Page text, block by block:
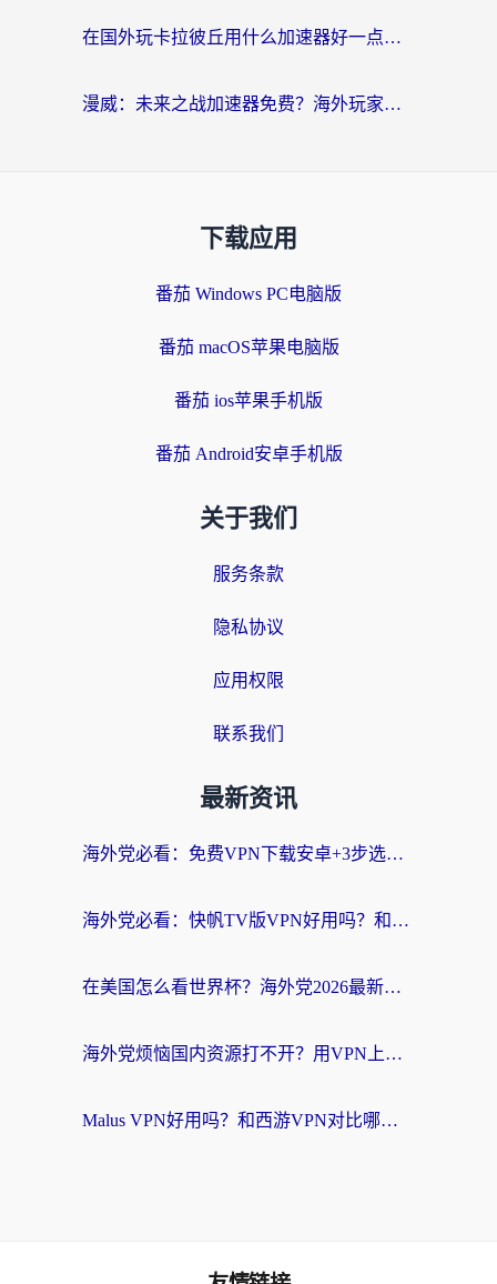
在国外玩卡拉彼丘用什么加速器好一点？海外党亲测有效的国服游戏加速指南
漫威：未来之战加速器免费？海外玩家国服畅玩终极指南（附一梦江湖弈剑行解决方案）
下载应用
番茄 Windows PC电脑版
番茄 macOS苹果电脑版
番茄 ios苹果手机版
番茄 Android安卓手机版
关于我们
服务条款
隐私协议
应用权限
联系我们
最新资讯
海外党必看：免费VPN下载安卓+3步选对国外到国内加速器，无缝刷国内资源
海外党必看：快帆TV版VPN好用吗？和斧牛手游VPN对比哪个回国效果更好？附电脑翻墙回国实用技巧
在美国怎么看世界杯？海外党2026最新回国加速器指南：从影音到游戏全搞定
海外党烦恼国内资源打不开？用VPN上海节点+这几点，轻松搞定回国加速！
Malus VPN好用吗？和西游VPN对比哪个回国效果更好？海外党亲测后的真实选择